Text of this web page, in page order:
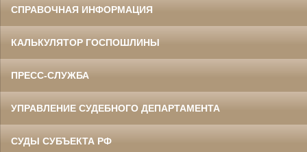
СПРАВОЧНАЯ ИНФОРМАЦИЯ
КАЛЬКУЛЯТОР ГОСПОШЛИНЫ
ПРЕСС-СЛУЖБА
УПРАВЛЕНИЕ СУДЕБНОГО ДЕПАРТАМЕНТА
СУДЫ СУБЪЕКТА РФ